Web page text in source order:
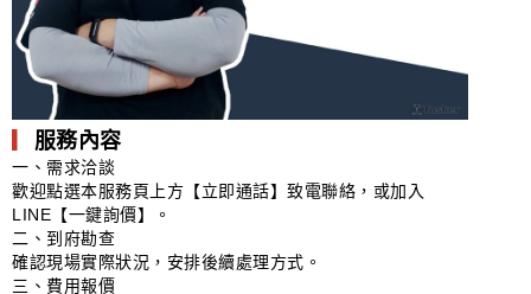
服務內容
一、需求洽談
歡迎點選本服務頁上方【立即通話】致電聯絡，或加入
LINE【一鍵詢價】。
二、到府勘查
確認現場實際狀況，安排後續處理方式。
三、費用報價